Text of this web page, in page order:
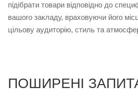
підібрати товари відповідно до
вашого закладу, враховуючи його
цільову аудиторію, стиль та
ПОШИРЕНІ